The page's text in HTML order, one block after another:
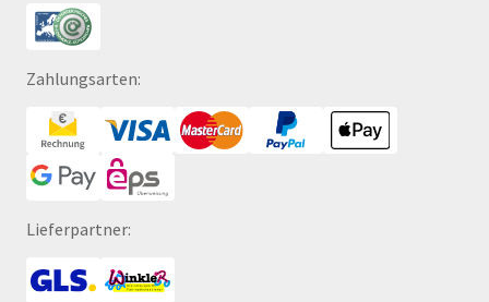
Zahlungsarten:
Lieferpartner: